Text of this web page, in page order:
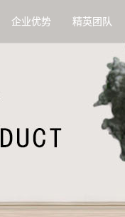
企业优势 精英团队